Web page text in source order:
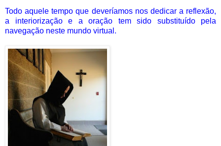
Todo aquele tempo que deveríamos nos dedicar a reflexão,
a interiorização e a oração tem sido substituído pela
navegação neste mundo virtual.